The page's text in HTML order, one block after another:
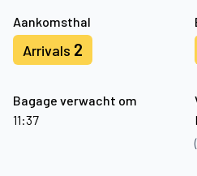
Aankomsthal
Arrivals 2
Bagage verwacht om
11:37